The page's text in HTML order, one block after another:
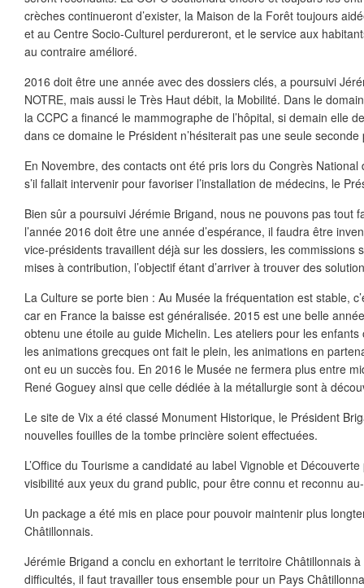
crèches continueront d’exister, la Maison de la Forêt toujours
et au Centre Socio-Culturel perdureront, et le service aux
au contraire amélioré.
2016 doit être une année avec des dossiers clés, a poursuivi
NOTRE, mais aussi le Très Haut débit, la Mobilité. Dans le
la CCPC a financé le mammographe de l’hôpital, si demain elle
dans ce domaine le Président n’hésiterait pas une seule
En Novembre, des contacts ont été pris lors du Congrès
s’il fallait intervenir pour favoriser l’installation de médecins, le
Bien sûr a poursuivi Jérémie Brigand, nous ne pouvons pas tout
l’année 2016 doit être une année d’espérance, il faudra être
vice-présidents travaillent déjà sur les dossiers, les commissions
mises à contribution, l’objectif étant d’arriver à trouver des
La Culture se porte bien : Au Musée la fréquentation est stable,
car en France la baisse est généralisée. 2015 est une belle
obtenu une étoile au guide Michelin. Les ateliers pour les
les animations grecques ont fait le plein, les animations en
ont eu un succès fou. En 2016 le Musée ne fermera plus entre
René Goguey ainsi que celle dédiée à la métallurgie sont à
Le site de Vix a été classé Monument Historique, le Président
nouvelles fouilles de la tombe princière soient effectuées.
L’Office du Tourisme a candidaté au label Vignoble et
visibilité aux yeux du grand public, pour être connu et reconnu
Un package a été mis en place pour pouvoir maintenir plus
Châtillonnais.
Jérémie Brigand a conclu en exhortant le territoire Châtillonnais
difficultés, il faut travailler tous ensemble pour un Pays